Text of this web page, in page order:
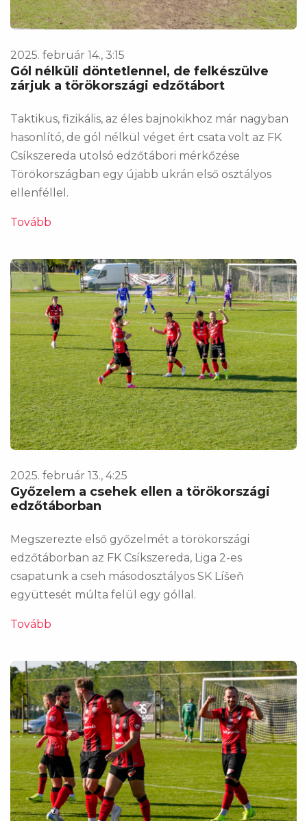
2025. február 14., 3:15
Gól nélküli döntetlennel, de felkészülve
zárjuk a törökországi edzőtábort
Taktikus, fizikális, az éles bajnokikhoz már nagyban
hasonlító, de gól nélkül véget ért csata volt az FK
Csíkszereda utolsó edzőtábori mérkőzése
Törökországban egy újabb ukrán első osztályos
ellenféllel.
Tovább
2025. február 13., 4:25
Győzelem a csehek ellen a törökországi
edzőtáborban
Megszerezte első győzelmét a törökországi
edzőtáborban az FK Csíkszereda, Liga 2-es
csapatunk a cseh másodosztályos SK Líšeň
együttesét múlta felül egy góllal.
Tovább